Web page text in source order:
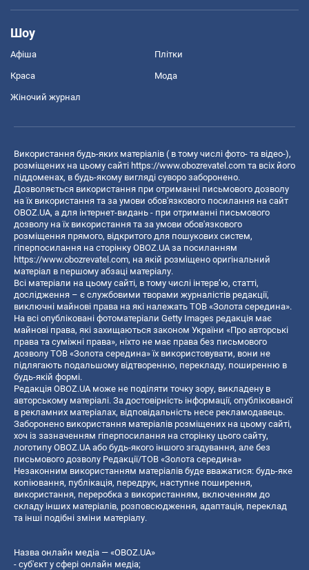
Шоу
Афіша Плітки
Краса Мода
Жіночий журнал
Використання будь-яких матеріалів ( в тому числі фото- та відео-),
розміщених на цьому сайті https://www.obozrevatel.com та всіх його
піддоменах, в будь-якому вигляді суворо заборонено.
Дозволяється використання при отриманні письмового дозволу
на їх використання та за умови обов'язкового посилання на сайт
OBOZ.UA, а для інтернет-видань - при отриманні письмового
дозволу на їх використання та за умови обов'язкового
розміщення прямого, відкритого для пошукових систем,
гіперпосилання на сторінку OBOZ.UA за посиланням
https://www.obozrevatel.com, на якій розміщено оригінальний
матеріал в першому абзаці матеріалу.
Всі матеріали на цьому сайті, в тому числі інтерв’ю, статті,
дослідження – є службовими творами журналістів редакції,
виключні майнові права на які належать ТОВ «Золота середина».
На всі опубліковані фотоматеріали Getty Images редакція має
майнові права, які захищаються законом України «Про авторські
права та суміжні права», ніхто не має права без письмового
дозволу ТОВ «Золота середина» їх використовувати, вони не
підлягають подальшому відтворенню, перекладу, поширенню в
будь-якій формі.
Редакція OBOZ.UA може не поділяти точку зору, викладену в
авторському матеріалі. За достовірність інформації, опублікованої
в рекламних матеріалах, відповідальність несе рекламодавець.
Заборонено використання матеріалів розміщених на цьому сайті,
хоч із зазначенням гіперпосилання на сторінку цього сайту,
логотипу OBOZ.UA або будь-якого іншого згадування, але без
письмового дозволу Редакції/ТОВ «Золота середина»
Незаконним використанням матеріалів буде вважатися: будь-яке
копiювання, публiкацiя, передрук, наступне поширення,
використання, переробка з використанням, включенням до
складу інших матеріалів, розповсюдження, адаптація, переклад
та інші подібні зміни матеріалу.
Назва онлайн медіа — «OBOZ.UA»
- суб'єкт у сфері онлайн медіа;